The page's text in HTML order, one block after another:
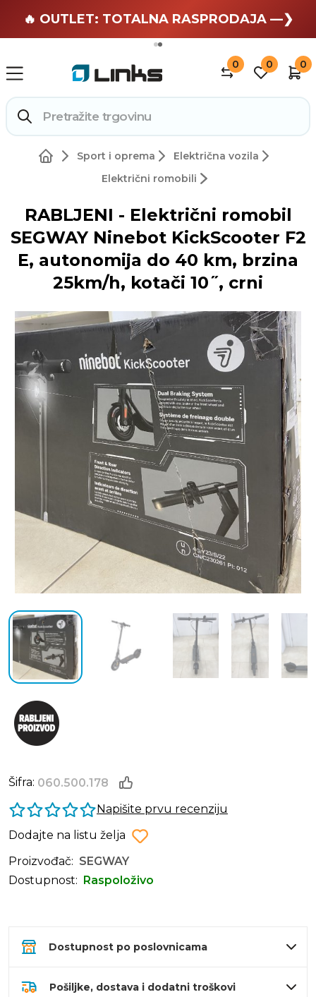
🏄 Zaslužuješ odmor —❯
🔥 OUTLET: TOTALNA RASPRODAJA —❯
0 0 0
Sport i oprema
Električna vozila
Električni romobili
RABLJENI - Električni romobil
SEGWAY Ninebot KickScooter F2
E, autonomija do 40 km, brzina
25km/h, kotači 10˝, crni
Šifra: 060.500.178
Napišite prvu recenziju
Dodajte na listu želja
Proizvođač: SEGWAY
Dostupnost:
Raspoloživo
Dostupnost po poslovnicama
Pošiljke, dostava i dodatni troškovi